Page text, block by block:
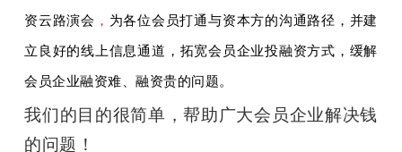
资云路演会 ， 为各位会员打通与资本方的沟通路径，并建
立良好的线上信息通道， 拓宽会员企业投融资方式，缓解
会员企业融资难、融资贵的问题。
我们的目的很简单，帮助广大会员企业解决钱
的问题！